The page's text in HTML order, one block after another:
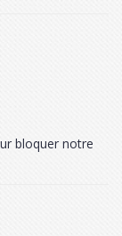
bloquer notre